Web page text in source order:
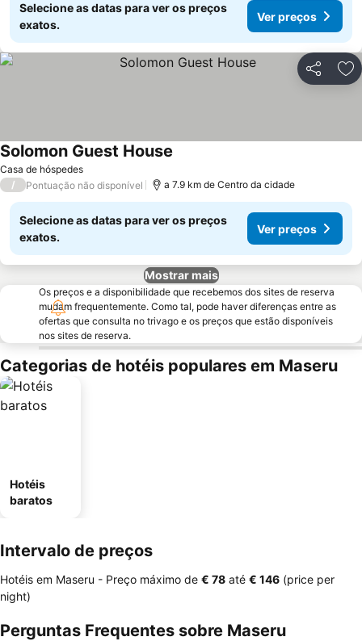
Selecione as datas para ver os preços
exatos.
Ver preços
Partilhar
Casa de hóspedes
Solomon Guest House
/ Pontuação não disponível a 7.9 km de Centro da cidade
Selecione as datas para ver os preços
exatos.
Ver preços
Mostrar mais
Os preços e a disponibilidade que recebemos dos sites de reserva
mudam frequentemente. Como tal, pode haver diferenças entre as
ofertas que consulta no trivago e os preços que estão disponíveis
nos sites de reserva.
Categorias de hotéis populares em Maseru
Hotéis
baratos
Intervalo de preços
Hotéis em Maseru - Preço máximo de ‎€ 78 até ‎€ 146 (price per
night)
Perguntas Frequentes sobre Maseru